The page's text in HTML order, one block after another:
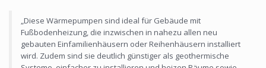
„Diese Wärmepumpen sind ideal für Gebäude mit
Fußbodenheizung, die inzwischen in nahezu allen neu
gebauten Einfamilienhäusern oder Reihenhäusern installiert
wird. Zudem sind sie deutlich günstiger als geothermische